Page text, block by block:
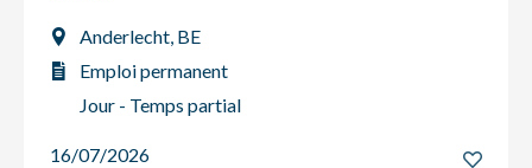
Anderlecht, BE
Emploi permanent
Jour - Temps partial
16/07/2026